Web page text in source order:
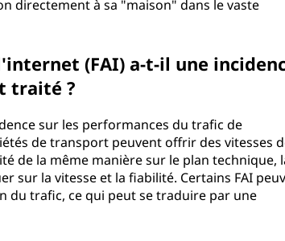
directement à sa "maison" dans le vaste
(FAI) a-t-il une
traité ?
sur les performances du trafic de
de transport peuvent offrir des vitesses
de la même manière sur le plan technique,
sur la vitesse et la fiabilité. Certains FAI
du trafic, ce qui peut se traduire par une